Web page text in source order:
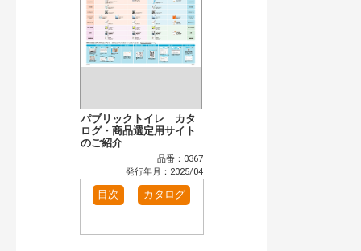
カタログ一覧＆使い方（1）
カテゴリー
窓・シャッター（1）
インテリア建材（1）
水まわり（2）
洗面化粧室（1）
トイレ（2）
水栓金具（1）
ビル・マンション・店舗（1）
検索
パブリックトイレ カタ
ログ・商品選定用サイト
のご紹介
品番：0367
発行年月：2025/04
目次 カタログ